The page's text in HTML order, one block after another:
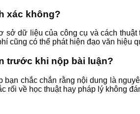
xác không?
sở dữ liệu của công cụ và cách
cũng có thể phát hiện đạo văn hiệu
trước khi nộp bài luận?
bạn chắc chắn rằng nội dung là
rối về học thuật hay pháp lý không